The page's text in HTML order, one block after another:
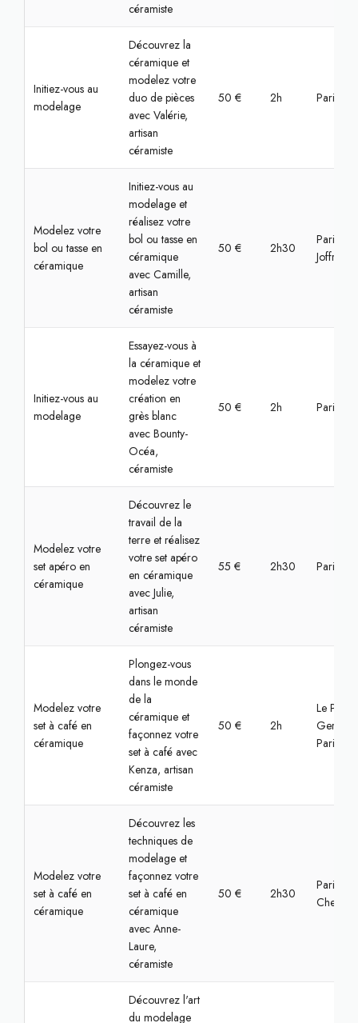
céramiste
Initiez-vous au
modelage
Découvrez la
céramique et
modelez votre
duo de pièces
avec Valérie,
artisan
céramiste
50 € 2h Paris,
Modelez votre
bol ou tasse en
céramique
Initiez-vous au
modelage et
réalisez votre
bol ou tasse en
céramique
avec Camille,
artisan
céramiste
50 € 2h30
Paris,
Joffrin
Initiez-vous au
modelage
Essayez-vous à
la céramique et
modelez votre
création en
grès blanc
avec Bounty-
Océa,
céramiste
50 € 2h Paris,
Modelez votre
set apéro en
céramique
Découvrez le
travail de la
terre et réalisez
votre set apéro
en céramique
avec Julie,
artisan
céramiste
55 € 2h30 Paris,
Modelez votre
set à café en
céramique
Plongez-vous
dans le monde
de la
céramique et
façonnez votre
set à café avec
Kenza, artisan
céramiste
50 € 2h
Le Pré-
Gervais,
Paris
Modelez votre
set à café en
céramique
Découvrez les
techniques de
modelage et
façonnez votre
set à café en
céramique
avec Anne-
Laure,
céramiste
50 € 2h30
Paris,
Chemin
Découvrez l'art
du modelage